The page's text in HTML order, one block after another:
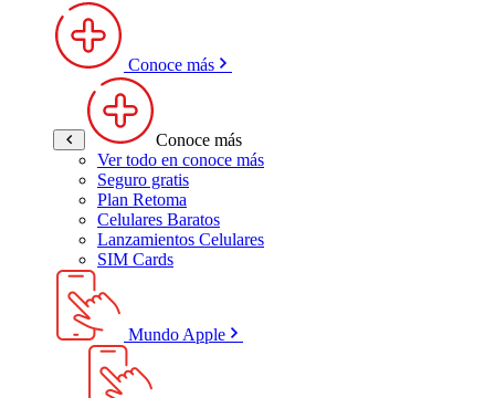
Conoce más
Conoce más
Ver todo en conoce más
Seguro gratis
Plan Retoma
Celulares Baratos
Lanzamientos Celulares
SIM Cards
Mundo Apple